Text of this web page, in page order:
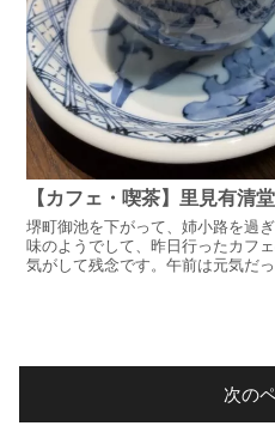
【カフェ・喫茶】里見有清
堺町御池を下がって、姉小路を過
味のようでして、昨日行ったカフ
気がして残念です。午前は元気だ
次の